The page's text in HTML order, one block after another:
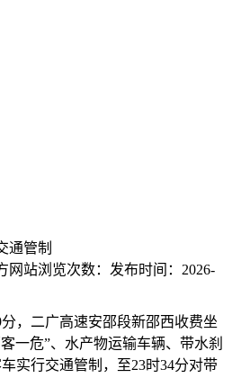
通管制
网站浏览次数： 发布时间： 2026-
，二广高速安邵段新邵西收费坐
一危”、水产物运输车辆、带水刹
实行交通管制，至23时34分对带